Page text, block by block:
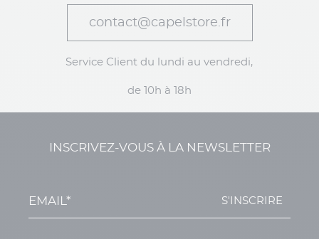
contact@capelstore.fr
Service Client du lundi au vendredi,
de 10h à 18h
INSCRIVEZ-VOUS À LA NEWSLETTER
S'INSCRIRE